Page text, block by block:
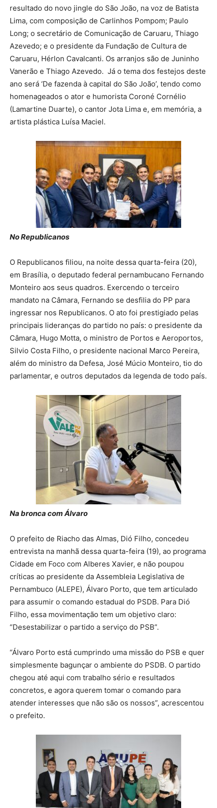
resultado do novo jingle do São João, na voz de Batista
Lima, com composição de Carlinhos Pompom; Paulo
Long; o secretário de Comunicação de Caruaru, Thiago
Azevedo; e o presidente da Fundação de Cultura de
Caruaru, Hérlon Cavalcanti. Os arranjos são de Juninho
Vanerão e Thiago Azevedo. Já o tema dos festejos deste
ano será ‘De fazenda à capital do São João’, tendo como
homenageados o ator e humorista Coroné Cornélio
(Lamartine Duarte), o cantor Jota Lima e, em memória, a
artista plástica Luísa Maciel.
No Republicanos
O Republicanos filiou, na noite dessa quarta-feira (20),
em Brasília, o deputado federal pernambucano Fernando
Monteiro aos seus quadros. Exercendo o terceiro
mandato na Câmara, Fernando se desfilia do PP para
ingressar nos Republicanos. O ato foi prestigiado pelas
principais lideranças do partido no país: o presidente da
Câmara, Hugo Motta, o ministro de Portos e Aeroportos,
Silvio Costa Filho, o presidente nacional Marco Pereira,
além do ministro da Defesa, José Múcio Monteiro, tio do
parlamentar, e outros deputados da legenda de todo país.
Na bronca com Álvaro
O prefeito de Riacho das Almas, Dió Filho, concedeu
entrevista na manhã dessa quarta-feira (19), ao programa
Cidade em Foco com Alberes Xavier, e não poupou
críticas ao presidente da Assembleia Legislativa de
Pernambuco (ALEPE), Álvaro Porto, que tem articulado
para assumir o comando estadual do PSDB. Para Dió
Filho, essa movimentação tem um objetivo claro:
“Desestabilizar o partido a serviço do PSB”.
“Álvaro Porto está cumprindo uma missão do PSB e quer
simplesmente bagunçar o ambiente do PSDB. O partido
chegou até aqui com trabalho sério e resultados
concretos, e agora querem tomar o comando para
atender interesses que não são os nossos”, acrescentou
o prefeito.